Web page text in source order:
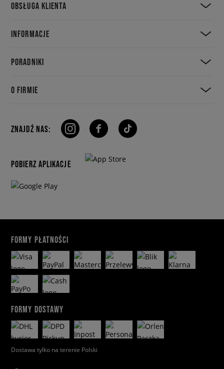
OBSŁUGA KLIENTA
INFORMACJE
PORADNIKI
O FIRMIE
ZNAJDŹ NAS:
POBIERZ APLIKACJE
FORMY PŁATNOŚCI
FORMY DOSTAWY
Dostawa tylko na terenie Polski